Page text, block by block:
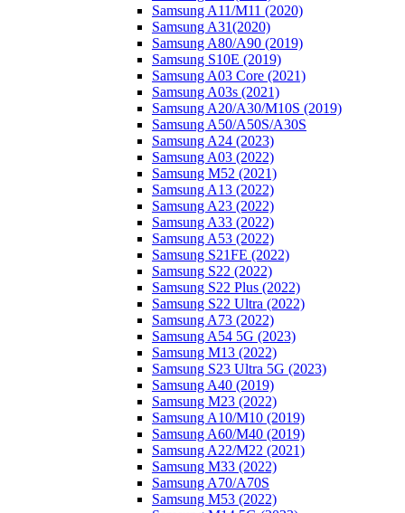
Samsung A11/M11 (2020)
Samsung A31(2020)
Samsung A80/A90 (2019)
Samsung S10E (2019)
Samsung A03 Core (2021)
Samsung A03s (2021)
Samsung A20/A30/M10S (2019)
Samsung A50/A50S/A30S
Samsung A24 (2023)
Samsung A03 (2022)
Samsung M52 (2021)
Samsung A13 (2022)
Samsung A23 (2022)
Samsung A33 (2022)
Samsung A53 (2022)
Samsung S21FE (2022)
Samsung S22 (2022)
Samsung S22 Plus (2022)
Samsung S22 Ultra (2022)
Samsung A73 (2022)
Samsung A54 5G (2023)
Samsung M13 (2022)
Samsung S23 Ultra 5G (2023)
Samsung A40 (2019)
Samsung M23 (2022)
Samsung A10/M10 (2019)
Samsung A60/M40 (2019)
Samsung A22/M22 (2021)
Samsung M33 (2022)
Samsung A70/A70S
Samsung M53 (2022)